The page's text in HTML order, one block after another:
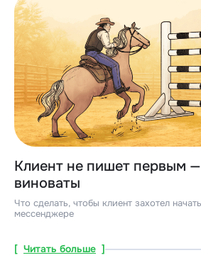
Клиент не пишет первым
виноваты
Что сделать, чтобы клиент захотел
мессенджере
[ Читать больше ]